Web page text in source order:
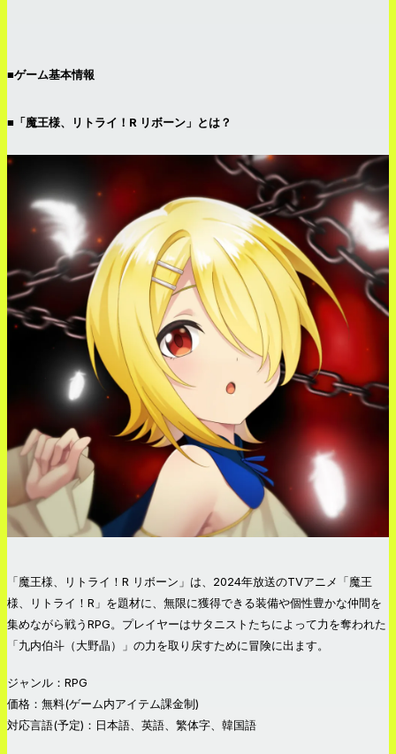
■ゲーム基本情報
■「魔王様、リトライ！R リボーン」とは？
「魔王様、リトライ！R リボーン」は、2024年放送のTVアニメ「魔王
様、リトライ！R」を題材に、無限に獲得できる装備や個性豊かな仲間を
集めながら戦うRPG。プレイヤーはサタニストたちによって力を奪われた
「九内伯斗（大野晶）」の力を取り戻すために冒険に出ます。
ジャンル：RPG
価格：無料(ゲーム内アイテム課金制)
対応言語(予定)：日本語、英語、繁体字、韓国語